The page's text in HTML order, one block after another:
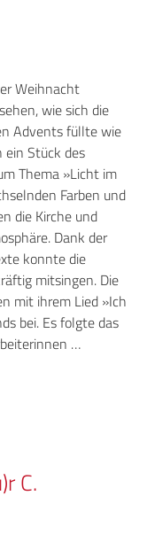
Weihnacht
wie sich die
Advents füllte wie
Stück des
Thema »Licht im
Farben und
die Kirche und
Dank der
konnte die
mitsingen. Die
mit ihrem Lied »Ich
bei. Es folgte das
…
C.